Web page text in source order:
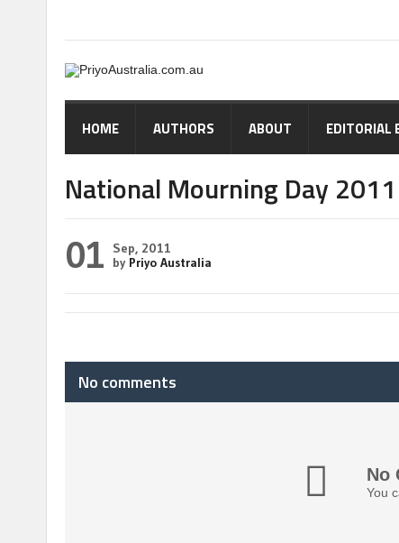
HOME AUTHORS ABOUT EDITORIAL
National Mourning Day 2011
01
Sep, 2011
by Priyo Australia
No comments
No
You